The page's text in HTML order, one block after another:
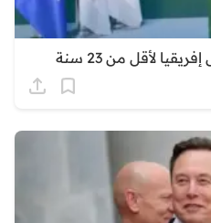
لأقل من 23 سنة